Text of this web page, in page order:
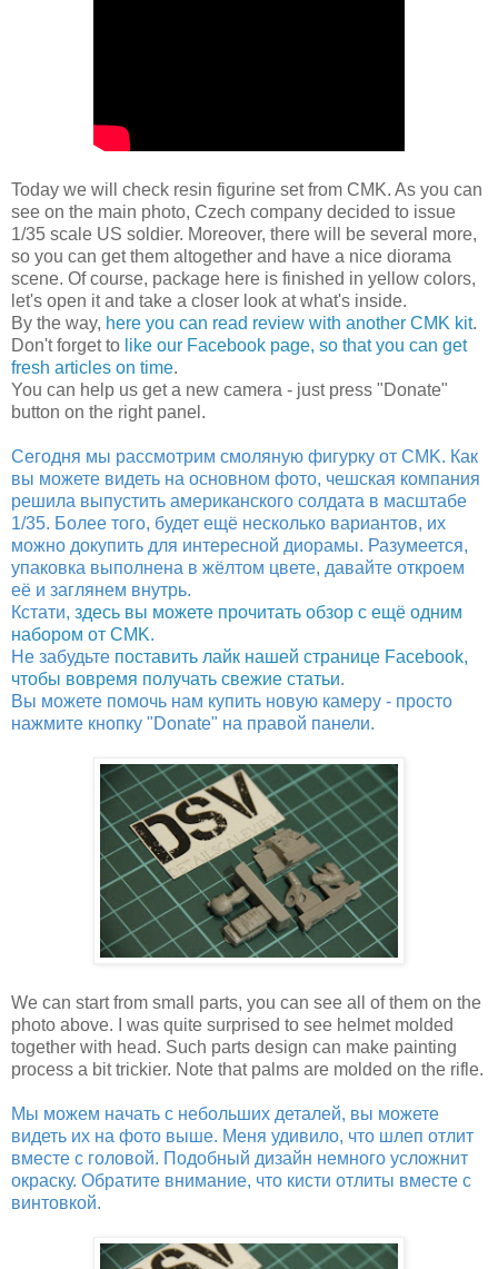
Today we will check resin figurine set from CMK. As you can
see on the main photo, Czech company decided to issue
1/35 scale US soldier. Moreover, there will be several more,
so you can get them altogether and have a nice diorama
scene. Of course, package here is finished in yellow colors,
let's open it and take a closer look at what's inside.
By the way, here you can read review with another CMK kit.
Don't forget to like our Facebook page, so that you can get
fresh articles on time.
You can help us get a new camera - just press "Donate"
button on the right panel.
Сегодня мы рассмотрим смоляную фигурку от CMK. Как
вы можете видеть на основном фото, чешская компания
решила выпустить американского солдата в масштабе
1/35. Более того, будет ещё несколько вариантов, их
можно докупить для интересной диорамы. Разумеется,
упаковка выполнена в жёлтом цвете, давайте откроем
её и заглянем внутрь.
Кстати, здесь вы можете прочитать обзор с ещё одним
набором от CMK.
Не забудьте поставить лайк нашей странице Facebook,
чтобы вовремя получать свежие статьи.
Вы можете помочь нам купить новую камеру - просто
нажмите кнопку "Donate" на правой панели.
We can start from small parts, you can see all of them on the
photo above. I was quite surprised to see helmet molded
together with head. Such parts design can make painting
process a bit trickier. Note that palms are molded on the rifle.
Мы можем начать с небольших деталей, вы можете
видеть их на фото выше. Меня удивило, что шлеп отлит
вместе с головой. Подобный дизайн немного усложнит
окраску. Обратите внимание, что кисти отлиты вместе с
винтовкой.